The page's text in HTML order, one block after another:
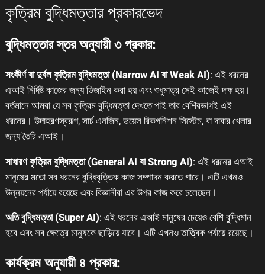
কৃত্রিম বুদ্ধিমত্তার প্রকারভেদ
বুদ্ধিমত্তার স্তর অনুযায়ী ৩ প্রকার:
সংকীর্ণ বা দুর্বল কৃত্রিম বুদ্ধিমত্তা (Narrow AI বা Weak AI): এই ধরনের
এআই নির্দিষ্ট কাজের জন্য ডিজাইন করা হয় এবং শুধুমাত্র সেই কাজেই দক্ষ হয়।
বর্তমানে আমরা যে সব কৃত্রিম বুদ্ধিমত্তা দেখতে পাই তার বেশিরভাগই এই
ধরনের। উদাহরণস্বরূপ, সার্চ এনজিন, ভয়েস রিকগনিশন সিস্টেম, বা দাবার খেলার
জন্য তৈরি এআই।
সাধারণ কৃত্রিম বুদ্ধিমত্তা (General AI বা Strong AI): এই ধরনের এআই
মানুষের মতো সব ধরনের বুদ্ধিবৃত্তিক কাজ সম্পাদন করতে পারে। এটি এখনও
উন্নয়নের পর্যায়ে রয়েছে এবং বিজ্ঞানীরা এর উপর কাজ করে চলেছেন।
অতি বুদ্ধিমত্তা (Super AI): এই ধরনের এআই মানুষের চেয়েও বেশি বুদ্ধিমান
হবে এবং সব ক্ষেত্রে মানুষকে ছাড়িয়ে যাবে। এটি এখনও তাত্ত্বিক পর্যায়ে রয়েছে।
কার্যক্রম অনুযায়ী ৪ প্রকার: